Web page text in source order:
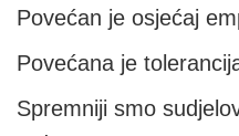
Povećan je osjećaj
Povećana je
Spremniji smo